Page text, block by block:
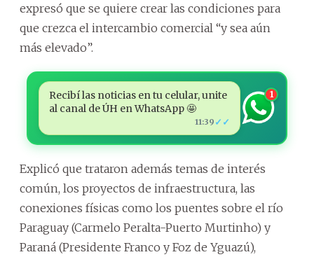
expresó que se quiere crear las condiciones para
que crezca el intercambio comercial “y sea aún
más elevado”.
Recibí las noticias en tu celular, unite
al canal de ÚH en WhatsApp 🤩
11:39 ✓✓
1
Explicó que trataron además temas de interés
común, los proyectos de infraestructura, las
conexiones físicas como los puentes sobre el río
Paraguay (Carmelo Peralta-Puerto Murtinho) y
Paraná (Presidente Franco y Foz de Yguazú),